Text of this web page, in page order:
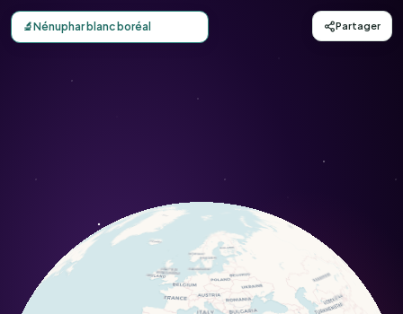
Carte d'observation du Nénuphar blanc boréal
🔬Nénuphar blanc boréal Partager